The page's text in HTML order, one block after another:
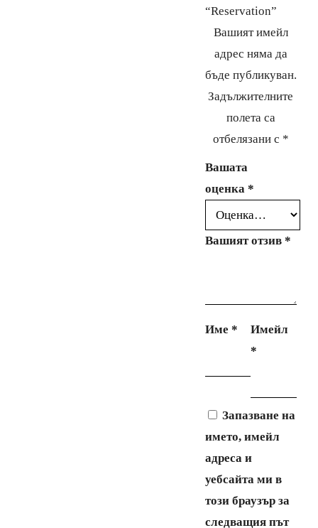
“Reservation”
Вашият имейл
адрес няма да
бъде публикуван.
Задължителните
полета са
отбелязани с *
Вашата
оценка *
Вашият отзив *
Име *
Имейл
*
Запазване на
името, имейл
адреса и
уебсайта ми в
този браузър за
следващия път